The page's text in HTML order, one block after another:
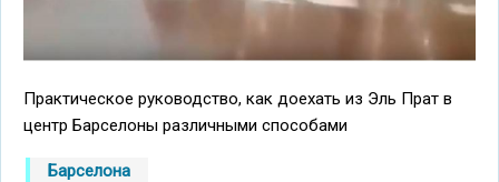
Практическое руководство, как доехать из Эль Прат в
центр Барселоны различными способами
Барселона